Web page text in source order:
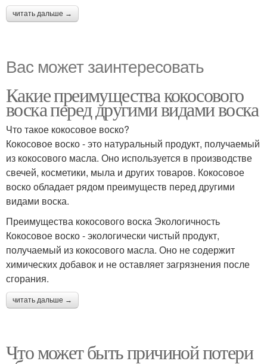
читать дальше →
Вас может заинтересовать
Какие преимущества кокосового
воска перед другими видами воска
Что такое кокосовое воско?
Кокосовое воско - это натуральный продукт, получаемый
из кокосового масла. Оно используется в производстве
свечей, косметики, мыла и других товаров. Кокосовое
воско обладает рядом преимуществ перед другими
видами воска.
Преимущества кокосового воска Экологичность
Кокосовое воско - экологически чистый продукт,
получаемый из кокосового масла. Оно не содержит
химических добавок и не оставляет загрязнения после
сгорания.
читать дальше →
Что может быть причиной потери